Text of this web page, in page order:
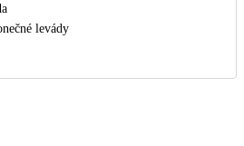
levády